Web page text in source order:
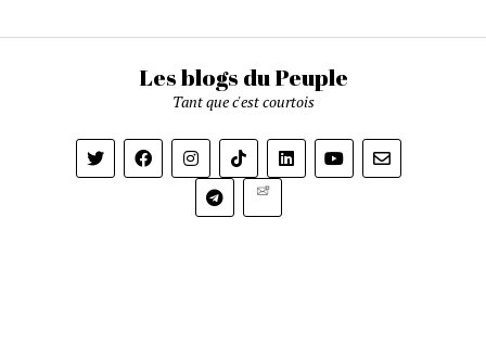
Les blogs du Peuple
Tant que c'est courtois